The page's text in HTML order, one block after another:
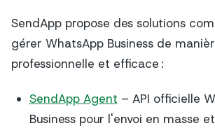
SendApp propose des solutions
gérer WhatsApp Business de
professionnelle et efficace :
SendApp Agent – API officielle
Business pour l'envoi en masse et